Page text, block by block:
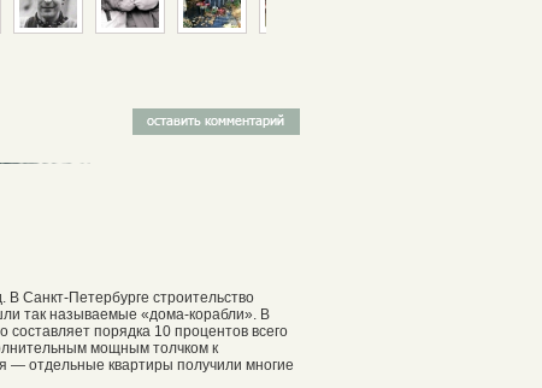
Санкт-Петербурге строительство
так называемые «дома-корабли». В
порядка 10 процентов всего
мощным толчком к
— отдельные квартиры получили многие